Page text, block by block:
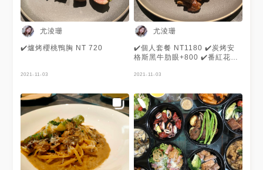
尤淩珊
✔️爐烤櫻桃鴨胸 NT 720
2021-11-03
尤淩珊
✔️個人套餐 NT1180 ✔️炭烤安
格斯黑牛肋眼+800 ✔️番紅花海
2021-11-03